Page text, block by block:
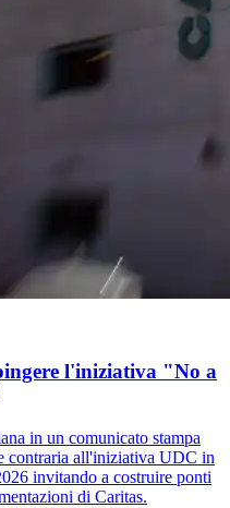
l'iniziativa "No a
in un comunicato stampa
contraria all'iniziativa UDC in
invitando a costruire ponti
di Caritas.